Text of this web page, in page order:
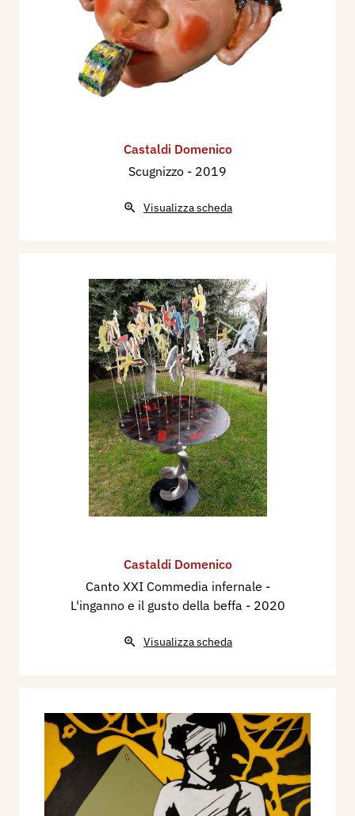
Castaldi Domenico
Scugnizzo - 2019
Visualizza scheda
Castaldi Domenico
Canto XXI Commedia infernale -
L'inganno e il gusto della beffa - 2020
Visualizza scheda